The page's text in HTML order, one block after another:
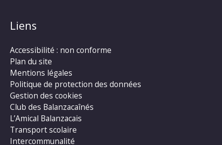
Liens
Accessibilité : non conforme
Plan du site
Mentions légales
Politique de protection des données
Gestion des cookies
Club des Balanzacaînés
L’Amical Balanzacais
Transport scolaire
Intercommunalité